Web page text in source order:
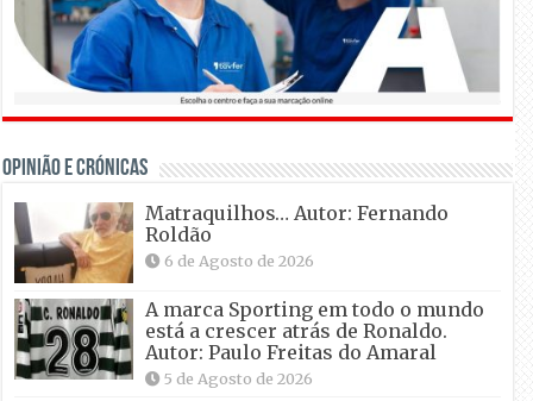
OPINIÃO E CRÓNICAS
Matraquilhos… Autor: Fernando
Roldão
6 de Agosto de 2026
A marca Sporting em todo o mundo
está a crescer atrás de Ronaldo.
Autor: Paulo Freitas do Amaral
5 de Agosto de 2026